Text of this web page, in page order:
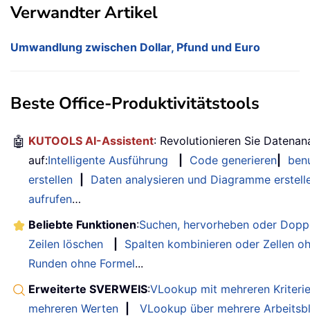
Verwandter Artikel
Umwandlung zwischen Dollar, Pfund und Euro
Beste Office-Produktivitätstools
🤖 KUTOOLS AI-Assistent: Revolutionieren Sie
auf:Intelligente Ausführung Code generieren
erstellen
Daten analysieren und Diagramme
aufrufen…
Beliebte Funktionen:Suchen, hervorheben oder
Zeilen löschen
Spalten kombinieren oder Zellen
Runden ohne Formel...
Erweiterte SVERWEIS:VLookup mit mehreren
mehreren Werten
VLookup über mehrere